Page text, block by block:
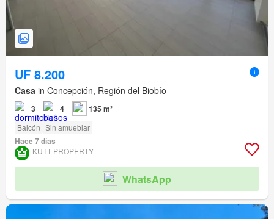
UF 8.200
Casa in Concepción, Región del Biobío
3 4 135 m²
Balcón Sin amueblar
Hace 7 días
KUTT PROPERTY
WhatsApp